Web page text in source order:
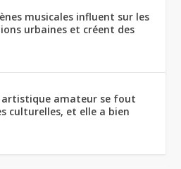
musicales influent sur les
urbaines et créent des
artistique amateur se fout
culturelles, et elle a bien